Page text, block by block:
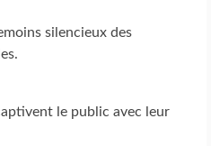
silencieux des
le public avec leur